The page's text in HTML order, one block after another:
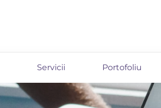
Servicii Portofoliu